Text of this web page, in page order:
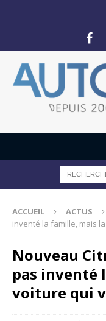
ACCUEIL ACTUS
inventé la famille, mais
Nouveau
pas inventé
voiture qui